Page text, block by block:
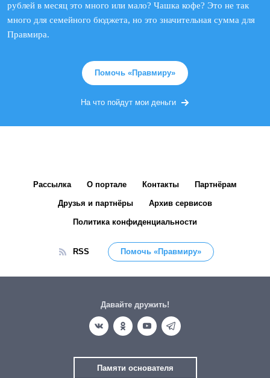
рублей в месяц это много или мало? Чашка кофе? Это не так
много для семейного бюджета, но это значительная сумма для
Правмира.
Помочь «Правмиру»
На что пойдут мои деньги
Рассылка О портале Контакты Партнёрам
Друзья и партнёры Архив сервисов
Политика конфиденциальности
RSS Помочь «Правмиру»
Давайте дружить!
Памяти основателя